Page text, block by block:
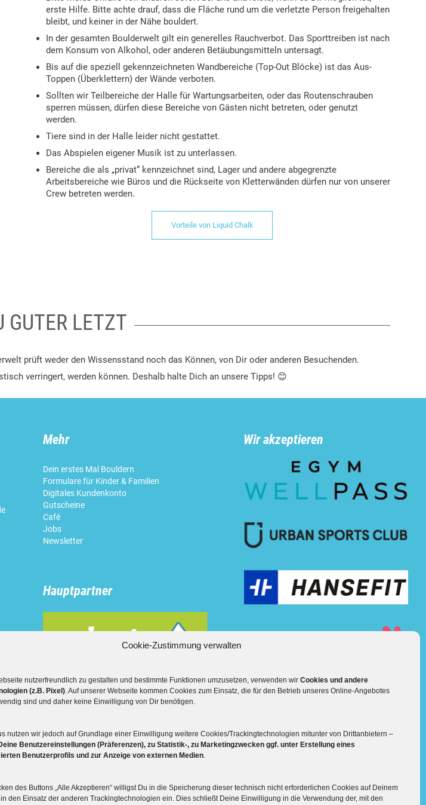
Cookie-Zustimmung verwalten
nutzerfreundlich zu gestalten und bestimmte Funktionen umzusetzen, verwenden wir Cookies und andere
(z.B. Pixel). Auf unserer Webseite kommen Cookies zum Einsatz, die für den Betrieb unseres Online-Angebotes
sind und daher keine Einwilligung von Dir benötigen.
nutzen wir jedoch auf Grundlage einer Einwilligung weitere Cookies/Trackingtechnologien mitunter von Drittanbietern –
Benutzereinstellungen (Präferenzen), zu Statistik-, zu Marketingzwecken ggf. unter Erstellung eines
Benutzerprofils und zur Anzeige von externen Medien.
des Buttons „Alle Akzeptieren“ willigst Du in die Speicherung dieser technisch nicht erforderlichen Cookies auf Deinem
den Einsatz der anderen Trackingtechnologien ein. Dies schließt Deine Einwilligung in die Verwendung der, mit den
erste Hilfe. Bitte achte drauf, dass die Fläche rund um die verletzte Person freigehalten
bleibt, und keiner in der Nähe bouldert.
In der gesamten Boulderwelt gilt ein generelles Rauchverbot. Das Sporttreiben ist nach
dem Konsum von Alkohol, oder anderen Betäubungsmitteln untersagt.
Bis auf die speziell gekennzeichneten Wandbereiche (Top-Out Blöcke) ist das Aus-
Toppen (Überklettern) der Wände verboten.
Sollten wir Teilbereiche der Halle für Wartungsarbeiten, oder das Routenschrauben
sperren müssen, dürfen diese Bereiche von Gästen nicht betreten, oder genutzt
werden.
Tiere sind in der Halle leider nicht gestattet.
Das Abspielen eigener Musik ist zu unterlassen.
Bereiche die als „privat“ kennzeichnet sind, Lager und andere abgegrenzte
Arbeitsbereiche wie Büros und die Rückseite von Kletterwänden dürfen nur von unserer
Crew betreten werden.
Vorteile von Liquid Chalk
GUTER LETZT
prüft weder den Wissensstand noch das Können, von Dir oder anderen Besuchenden.
verringert, werden können. Deshalb halte Dich an unsere Tipps! 😊
Mehr
Dein erstes Mal Bouldern
Formulare für Kinder & Familien
Digitales Kundenkonto
Gutscheine
Café
Jobs
Newsletter
Hauptpartner
Wir akzeptieren
Mehr über die Boulderwelt